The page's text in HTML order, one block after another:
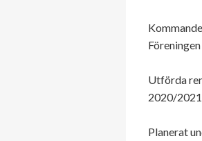
Utförda
2020/
Planerat